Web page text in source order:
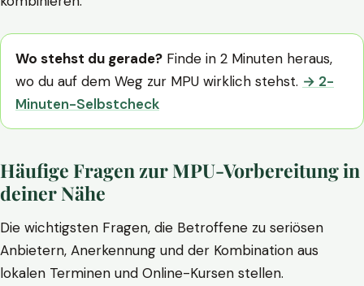
Wo stehst du gerade? Finde in 2 Minuten heraus,
wo du auf dem Weg zur MPU wirklich stehst. → 2-
Minuten-Selbstcheck
Häufige Fragen zur MPU-Vorbereitung in
deiner Nähe
Die wichtigsten Fragen, die Betroffene zu seriösen
Anbietern, Anerkennung und der Kombination aus
lokalen Terminen und Online-Kursen stellen.